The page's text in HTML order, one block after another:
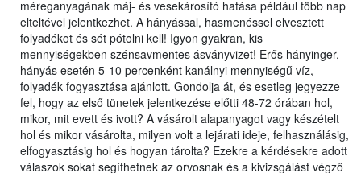
méreganyagának máj- és vesekárosító hatása például több nap
elteltével jelentkezhet. A hányással, hasmenéssel elvesztett
folyadékot és sót pótolni kell! Igyon gyakran, kis
mennyiségekben szénsavmentes ásványvizet! Erős hányinger,
hányás esetén 5-10 percenként kanálnyi mennyiségű víz,
folyadék fogyasztása ajánlott. Gondolja át, és esetleg jegyezze
fel, hogy az első tünetek jelentkezése előtti 48-72 órában hol,
mikor, mit evett és ivott? A vásárolt alapanyagot vagy készételt
hol és mikor vásárolta, milyen volt a lejárati ideje, felhasználásig,
elfogyasztásig hol és hogyan tárolta? Ezekre a kérdésekre adott
válaszok sokat segíthetnek az orvosnak és a kivizsgálást végző